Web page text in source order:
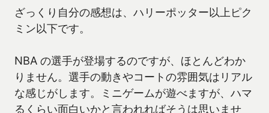
ざっくり自分の感想は、ハリーポッター以上ピク
ミン以下です。
NBA の選手が登場するのですが、ほとんどわか
りません。選手の動きやコートの雰囲気はリアル
な感じがします。ミニゲームが遊べますが、ハマ
るくらい面白いかと言われればそうは思いませ